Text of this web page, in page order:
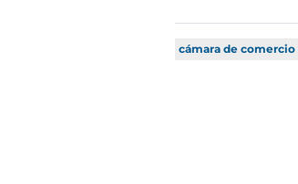
cámara de comercio